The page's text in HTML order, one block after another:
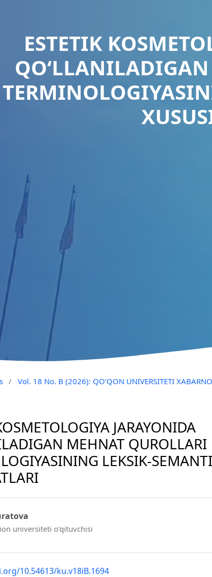
ESTETIK
/ Vol. 18 No. B (2026): QO‘QON UNIVERSITETI
JARAYONIDA
MEHNAT QUROLLARI
LEKSIK-
universiteti o‘qituvchisi
10.54613/ku.v18iB.1694